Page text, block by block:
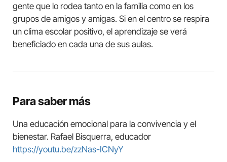
gente que lo rodea tanto en la familia como en los
grupos de amigos y amigas. Si en el centro se respira
un clima escolar positivo, el aprendizaje se verá
beneficiado en cada una de sus aulas.
Para saber más
Una educación emocional para la convivencia y el
bienestar. Rafael Bisquerra, educador
https://youtu.be/zzNas-ICNyY